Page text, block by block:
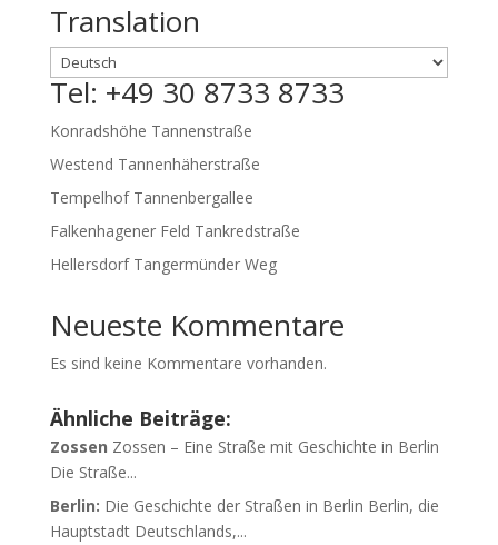
Translation
Tel: +49 30 8733 8733
Konradshöhe Tannenstraße
Westend Tannenhäherstraße
Tempelhof Tannenbergallee
Falkenhagener Feld Tankredstraße
Hellersdorf Tangermünder Weg
Neueste Kommentare
Es sind keine Kommentare vorhanden.
Ähnliche Beiträge:
Zossen Zossen – Eine Straße mit Geschichte in Berlin
Die Straße...
Berlin: Die Geschichte der Straßen in Berlin Berlin, die
Hauptstadt Deutschlands,...